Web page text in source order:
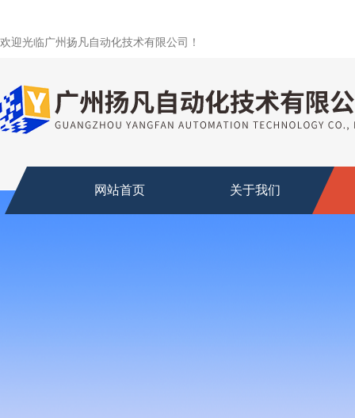
欢迎光临广州扬凡自动化技术有限公司！
网站首页 关于我们